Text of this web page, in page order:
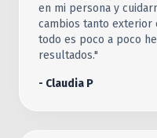
en mi persona y
cambios tanto exterior
todo es poco a poco
resultados."
- Claudia P